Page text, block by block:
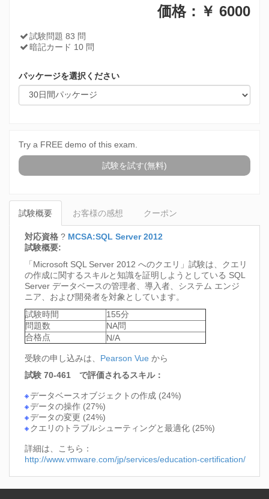
価格：￥ 6000
試験問題 83 問
暗記カード 10 問
パッケージを選択ください
Try a FREE demo of this exam.
試験を試す(無料)
試験概要 お客様の感想 クーポン
対応資格 ? MCSA:SQL Server 2012
試験概要:
「Microsoft SQL Server 2012 へのクエリ」試験は、クエリ
の作成に関するスキルと知識を証明しようとしている SQL
Server データベースの管理者、導入者、システム エンジ
ニア、および開発者を対象としています。
試験時間
155分
問題数
NA問
合格点
N/A
受験の申し込みは、 Pearson Vue から
試験 70-461 で評価されるスキル：
データベースオブジェクトの作成 (24%)
データの操作 (27%)
データの変更 (24%)
クエリのトラブルシューティングと最適化 (25%)
詳細は、こちら：
http://www.vmware.com/jp/services/education-certification/